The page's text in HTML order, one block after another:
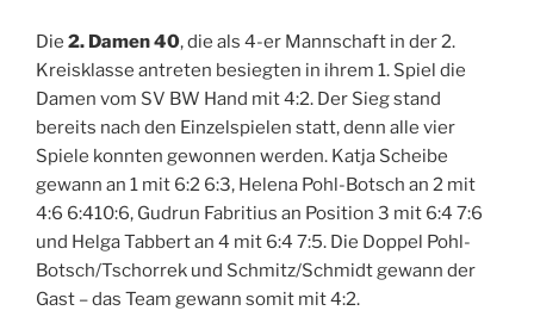
Die 2. Damen 40, die als 4-er Mannschaft in der 2.
Kreisklasse antreten besiegten in ihrem 1. Spiel die
Damen vom SV BW Hand mit 4:2. Der Sieg stand
bereits nach den Einzelspielen statt, denn alle vier
Spiele konnten gewonnen werden. Katja Scheibe
gewann an 1 mit 6:2 6:3, Helena Pohl-Botsch an 2 mit
4:6 6:410:6, Gudrun Fabritius an Position 3 mit 6:4 7:6
und Helga Tabbert an 4 mit 6:4 7:5. Die Doppel Pohl-
Botsch/Tschorrek und Schmitz/Schmidt gewann der
Gast – das Team gewann somit mit 4:2.